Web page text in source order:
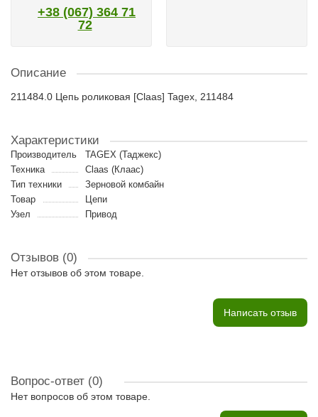
+38 (067) 364 71
72
Описание
211484.0 Цепь роликовая [Claas] Tagex, 211484
Характеристики
Производитель
TAGEX (Таджекс)
Техника
Claas (Клаас)
Тип техники
Зерновой комбайн
Товар
Цепи
Узел
Привод
Отзывов (0)
Нет отзывов об этом товаре.
Написать отзыв
Вопрос-ответ (0)
Нет вопросов об этом товаре.